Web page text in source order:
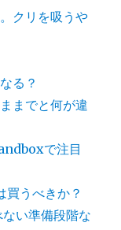
クリを吸うや
る？
までと何が違
で注目
うべきか？
い準備段階な